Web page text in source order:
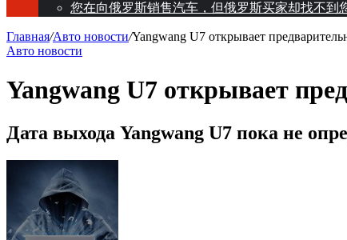
您在向俄罗斯销售汽车，但俄罗斯买家却找不到
Главная/Авто новости/Yangwang U7 открывает
Авто новости
Yangwang U7 открывает
Дата выхода Yangwang U7 пока не